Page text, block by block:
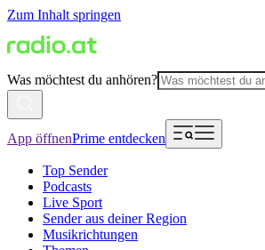
Zum Inhalt springen
Was möchtest du anhören?
App öffnenPrime entdecken
Top Sender
Podcasts
Live Sport
Sender aus deiner Region
Musikrichtungen